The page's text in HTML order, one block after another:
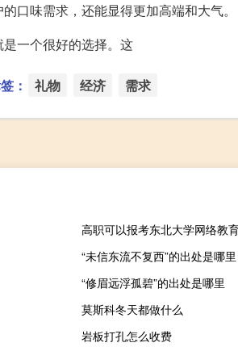
口味需求，还能显得更加高端和大气。
一个很好的选择。这
： 礼物 经济 需求
高职可以报考东北大学网络教
“未信东流不复西”的出处是哪里
“修眉远浮孤碧”的出处是哪里
莫斯科冬天都做什么
岩板打孔怎么收费